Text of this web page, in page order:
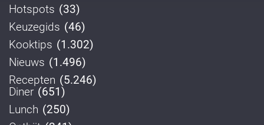
Hotspots (33)
Keuzegids (46)
Kooktips (1.302)
Nieuws (1.496)
Recepten (5.246)
Diner (651)
Lunch (250)